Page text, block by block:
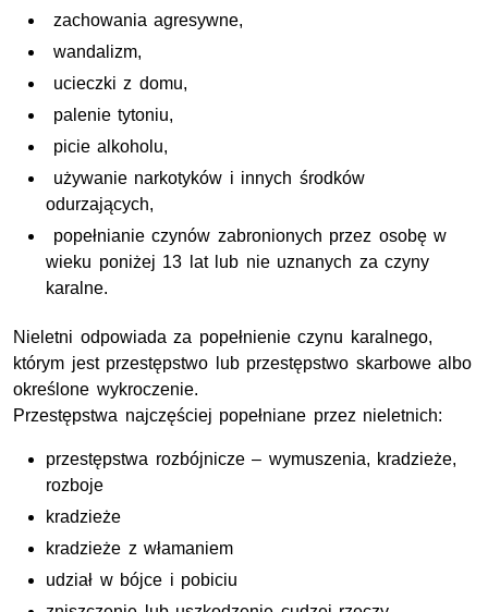
zachowania agresywne,
wandalizm,
ucieczki z domu,
palenie tytoniu,
picie alkoholu,
używanie narkotyków i innych środków
odurzających,
popełnianie czynów zabronionych przez osobę w
wieku poniżej 13 lat lub nie uznanych za czyny
karalne.
Nieletni odpowiada za popełnienie czynu karalnego,
którym jest przestępstwo lub przestępstwo skarbowe albo
określone wykroczenie.
Przestępstwa najczęściej popełniane przez nieletnich:
przestępstwa rozbójnicze – wymuszenia, kradzieże,
rozboje
kradzieże
kradzieże z włamaniem
udział w bójce i pobiciu